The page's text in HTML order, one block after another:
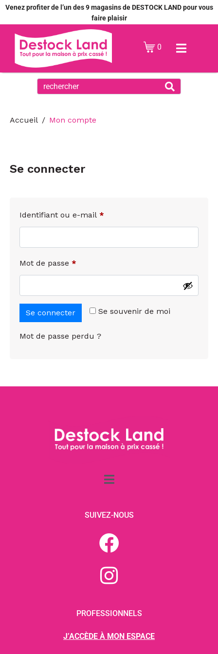
Venez profiter de l’un des 9 magasins de DESTOCK LAND pour vous
faire plaisir
0
Accueil Mon compte
Se connecter
Identifiant ou e-mail *
Mot de passe *
Se souvenir de moi
Se connecter
Mot de passe perdu ?
SUIVEZ-NOUS
PROFESSIONNELS
J’ACCÈDE À MON ESPACE